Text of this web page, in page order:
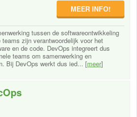
MEER INFO!
tussen de softwareontwikkeling
teams zijn verantwoordelijk voor het
en de code. DevOps integreert dus
teams om samenwerking en
Bij DevOps werkt dus ied... [meer]